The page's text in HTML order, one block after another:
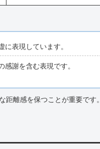
に表現しています。
感謝を含む表現です。
離感を保つことが重要です。